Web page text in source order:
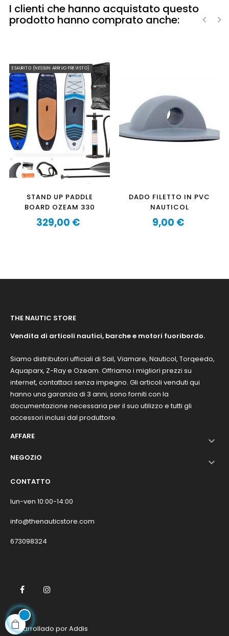
I clienti che hanno acquistato questo
prodotto hanno comprato anche:
ESAURITO (NESSUN ARRIVO PREVISTO)
STAND UP PADDLE
BOARD OZEAM 330
Prezzo
329,00 €
DADO FILETTO IN PVC
NAUTICOL
Prezzo
9,00 €
THE NAUTIC STORE
Vendita di articoli nautici, barche e motori fuoribordo.
Siamo distributori ufficiali di Sail, Viamare, Nauticol, Torqeedo,
Aquaparx, Z-Ray e Ozeam. Offriamo i migliori prezzi su
internet, contattaci senza impegno. Gli articoli venduti qui
hanno una garanzia di 3 anni, sono forniti con la
documentazione necessaria per il suo utilizzo e tutti gli
accessori inclusi dal produttore.
AFFARE

NEGOZIO 
CONTATTO
lun-ven 10:00-14:00
info@thenauticstore.com
673098324
Facebook
Desarrollado porAddis